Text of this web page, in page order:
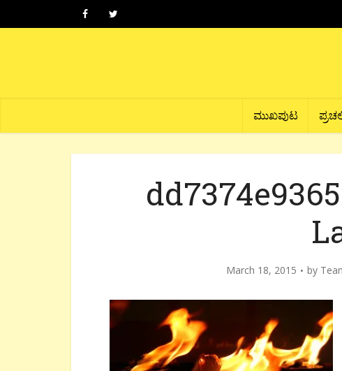
ಮುಖಪುಟ
March 18, 2015 by